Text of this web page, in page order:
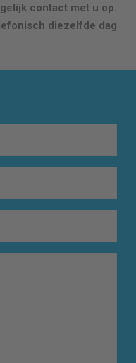
contact met u op.
diezelfde dag